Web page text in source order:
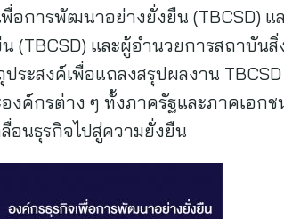
อการพัฒนาอย่างยั่งยืน (TBCSD) แ
(TBCSD) และผู้อำนวยการสถาบัน
ระสงค์เพื่อแถลงสรุปผลงาน
งค์กรต่าง ๆ ทั้งภาครัฐและภาคเอกช
อนธุรกิจไปสู่ความยั่งยืน